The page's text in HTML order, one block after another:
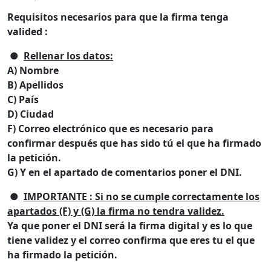
Requisitos necesarios para que la firma tenga
valided :
● Rellenar los datos:
A) Nombre
B) Apellidos
C) País
D) Ciudad
F) Correo electrónico que es necesario para
confirmar después que has sido tú el que ha firmado
la petición.
G) Y en el apartado de comentarios poner el DNI.
● IMPORTANTE : Si no se cumple correctamente los
apartados (F) y (G) la firma no tendra validez.
Ya que poner el DNI será la firma digital y es lo que
tiene validez y el correo confirma que eres tu el que
ha firmado la petición.